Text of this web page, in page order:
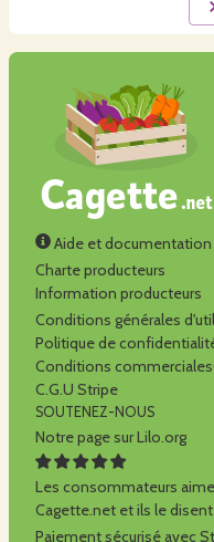
Aide et documentation
Charte producteurs
Information producteurs
Conditions générales
Politique de
Conditions
C.G.U Stripe
SOUTENEZ-NOUS
Notre page sur Lilo.org
Les consommateurs
Cagette.net et ils le disent
Paiement sécurisé avec